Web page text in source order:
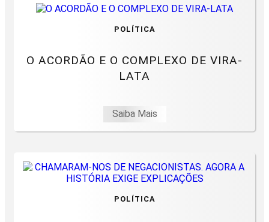
POLÍTICA
O ACORDÃO E O COMPLEXO DE VIRA-
LATA
Saiba Mais
POLÍTICA